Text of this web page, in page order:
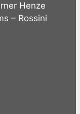
Henze
– Rossini